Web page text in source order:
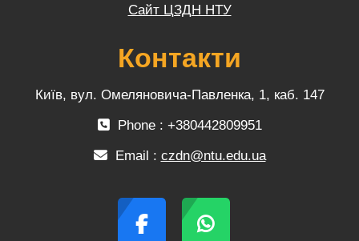
Сайт ЦЗДН НТУ
Контакти
Київ, вул. Омеляновича-Павленка, 1, каб. 147
Phone : +380442809951
Email : czdn@ntu.edu.ua